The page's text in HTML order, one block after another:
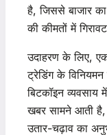
है, जिससे बाजार
की कीमतों में
उदाहरण के लिए,
ट्रेडिंग के
बिटकॉइन व्यवसाय
खबर सामने आती है,
उतार-चढ़ाव का